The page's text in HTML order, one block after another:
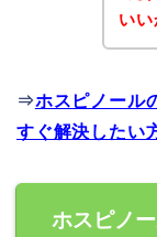
いい
⇒ホスピノール
すぐ解決したい
ホスピノ